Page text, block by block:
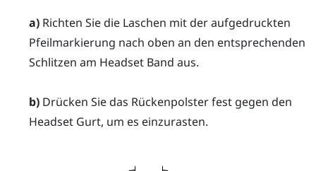
a)Richten Sie die Laschen mit der aufgedruckten
Pfeilmarkierung nach oben an den entsprechenden
Schlitzen am Headset Band aus.
b)Drücken Sie das Rückenpolster fest gegen den
Headset Gurt, um es einzurasten.